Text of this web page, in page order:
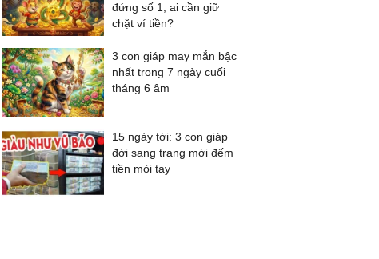
đứng số 1, ai cần giữ
chặt ví tiền?
3 con giáp may mắn bậc
nhất trong 7 ngày cuối
tháng 6 âm
15 ngày tới: 3 con giáp
đời sang trang mới đếm
tiền mỏi tay